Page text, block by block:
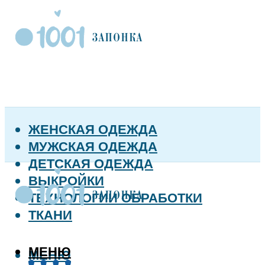
ЖЕНСКАЯ ОДЕЖДА
МУЖСКАЯ ОДЕЖДА
ДЕТСКАЯ ОДЕЖДА
ВЫКРОЙКИ
ТЕХНОЛОГИИ ОБРАБОТКИ
ТКАНИ
МЕНЮ
МЕНЮ